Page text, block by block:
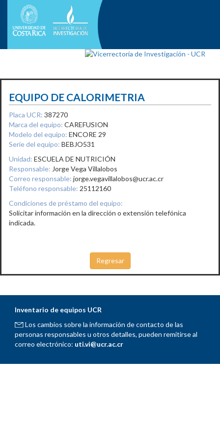
EQUIPO DE CALORIMETRIA
Placa UCR: 387270
Marca del equipo: CAREFUSION
Modelo del equipo: ENCORE 29
Serie del equipo: BEBJO531
Unidad: ESCUELA DE NUTRICIÓN
Responsable: Jorge Vega Villalobos
Correo responsable: jorge.vegavillalobos@ucr.ac.cr
Teléfono responsable: 25112160
Condiciones de préstamo del equipo:
Solicitar información en la dirección o extensión telefónica
indicada.
Inventario de equipos UCR
Los cambios sobre la información de contacto de las
personas responsables u otros detalles, pueden remitirse al
correo electrónico: uti.vi@ucr.ac.cr